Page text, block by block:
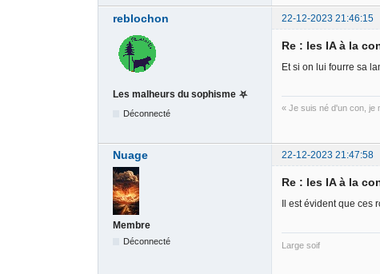
reblochon 22-12-2023 21:46:15
Les malheurs du sophisme ⛧
Déconnecté
Re : les IA à la
Et si on lui fourre sa
« Je suis né d'un con, je
Nuage 22-12-2023 21:47:58
Membre
Déconnecté
Re : les IA à la
Il est évident que
Large soif